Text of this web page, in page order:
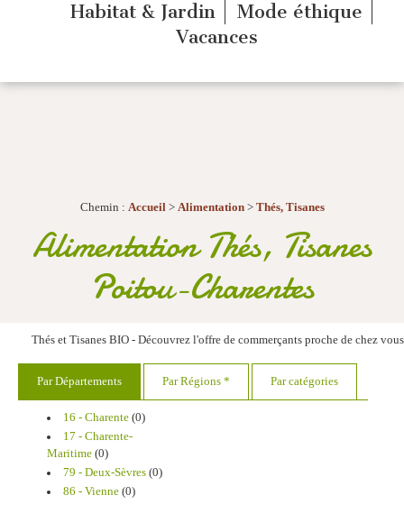
Habitat & Jardin
Mode éthique
Vacances
Chemin : Accueil> Alimentation > Thés, Tisanes
Alimentation Thés, Tisanes
Poitou-Charentes
Thés et Tisanes BIO - Découvrez l'offre de commerçants proche de chez
Par Départements Par Régions * Par catégories
16 - Charente(0)
17 - Charente-
Maritime (0)
79 - Deux-Sèvres(0)
86 - Vienne(0)